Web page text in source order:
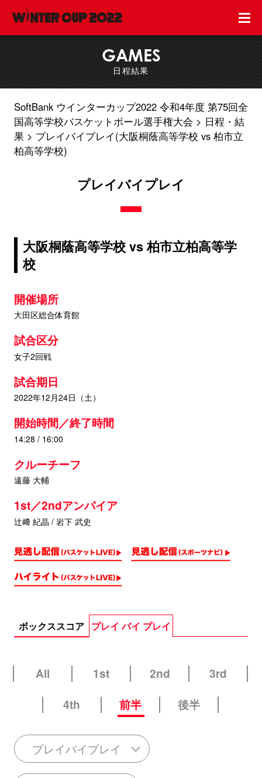
GAMES
日程結果
SoftBank ウインターカップ2022 令和4年度 第75回全
国高等学校バスケットボール選手権大会
日程・結
果
プレイバイプレイ(大阪桐蔭高等学校 vs 柏市立
柏高等学校)
プレイバイプレイ
大阪桐蔭高等学校 vs 柏市立柏高等学
校
開催場所
大田区総合体育館
試合区分
女子2回戦
試合期日
2022年12月24日（土）
開始時間／終了時間
14:28 / 16:00
クルーチーフ
遠藤 大輔
1st／2ndアンパイア
辻﨑 紀晶 / 岩下 武史
ボックススコア プレイ バイ プレイ
All 1st 2nd
3rd
4th
前半 後半
プレイバイプレイ